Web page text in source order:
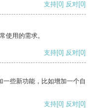
支持[0] 反对[0]
使用的需求。
支持[0] 反对[0]
些新功能，比如增加一个自
支持[0] 反对[0]